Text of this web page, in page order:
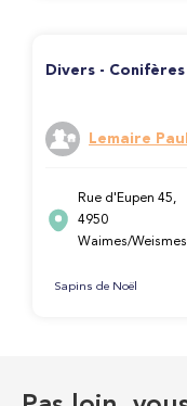
Divers -
Lemaire Paul
Rue d'Eupen 45,
4950
Waimes/Weismes
Sapins de Noël